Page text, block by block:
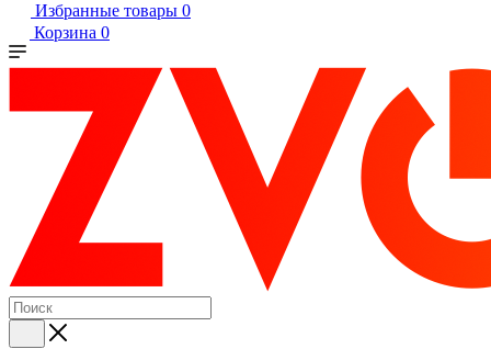
Избранные товары 0
Корзина 0